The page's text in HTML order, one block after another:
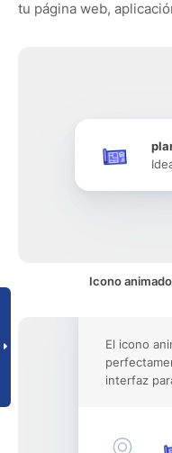
tu página web,
Icono
El icono
interfaz